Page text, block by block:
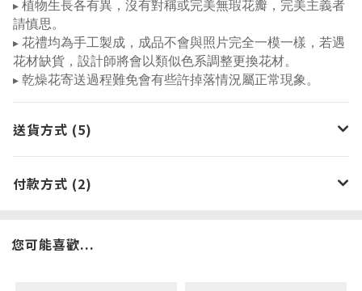
▸ 植物生長各有異，沒有對稱或完美無瑕花瓣，完美主義者
請慎思。
▸ 花禮均為手工製成，成品不會與照片完全一模一樣，若遇
花材缺貨，設計師將會以類似色系調整更換花材。
▸ 乾燥花寄送過程難免會有些許掉落情況屬正常現象。
送貨方式 (5)
付款方式 (2)
您可能喜歡...